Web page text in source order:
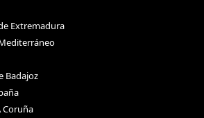
Extremadura
Badajoz
Coruña